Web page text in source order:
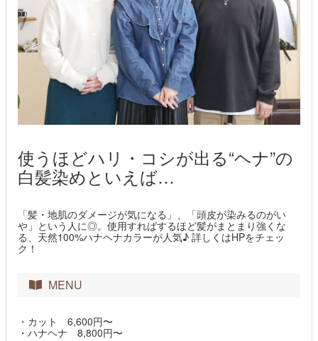
使うほどハリ・コシが出る“ヘナ”の
白髪染めといえば…
「髪・地肌のダメージが気になる」、「頭皮が染みるのがい
や」という人に◎。使用すればするほど髪がまとまり強くな
る、天然100%ハナヘナカラーが人気♪ 詳しくはHPをチェッ
ク！
MENU
・カット 6,600円〜
・ハナヘナ 8,800円〜